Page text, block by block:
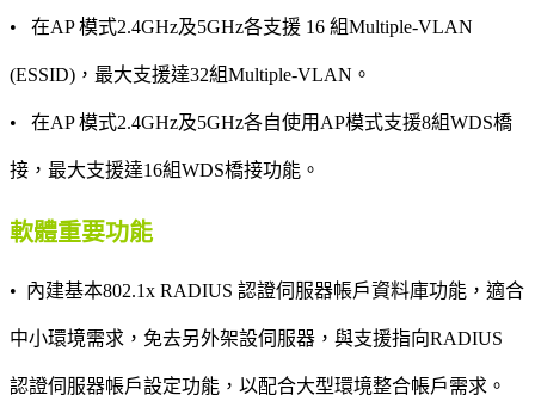
• 在AP 模式2.4GHz及5GHz各支援 16 組Multiple-VLAN
(ESSID)，最大支援達32組Multiple-VLAN。
• 在AP 模式2.4GHz及5GHz各自使用AP模式支援8組WDS橋
接，最大支援達16組WDS橋接功能。
軟體重要功能
• 內建基本802.1x RADIUS 認證伺服器帳戶資料庫功能，適合
中小環境需求，免去另外架設伺服器，與支援指向RADIUS
認證伺服器帳戶設定功能，以配合大型環境整合帳戶需求。